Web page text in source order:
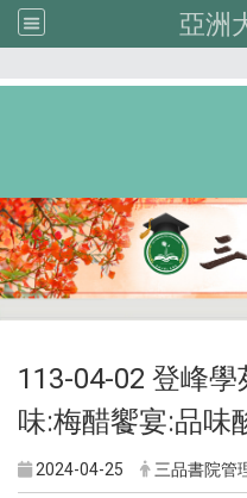
亞洲
113-04-02 登峰
味:梅醋饗宴:品味
2024-04-25 三品書院管